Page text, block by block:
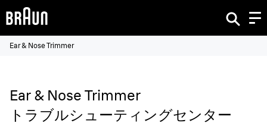
Ear & Nose Trimmer
Ear & Nose Trimmer
トラブルシューティングセンター